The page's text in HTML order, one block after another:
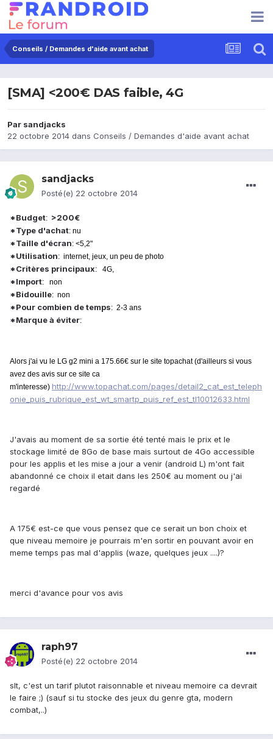
Conseils / Demandes d'aide avant achat
[SMA] <200€ DAS faible, 4G
Par sandjacks
22 octobre 2014 dans Conseils / Demandes d'aide avant achat
sandjacks
Posté(e) 22 octobre 2014
*Budget: >200€
*Type d'achat: nu
*Taille d'écran: <5,2"
*Utilisation: internet, jeux, un peu de photo
*Critères principaux: 4G,
*Import: non
*Bidouille: non
*Pour combien de temps: 2-3 ans
*Marque à éviter:
Alors j'ai vu le LG g2 mini a 175.66€ sur le site topachat (d'ailleurs si vous
avez des avis sur ce site ca
m'interesse) http://www.topachat.com/pages/detail2_cat_est_teleph
onie_puis_rubrique_est_wt_smartp_puis_ref_est_tl10012633.html
J'avais au moment de sa sortie été tenté mais le prix et le
stockage limité de 8Go de base mais surtout de 4Go accessible
pour les applis et les mise a jour a venir (android L) m'ont fait
abandonné ce choix il etait dans les 250€ au moment ou j'ai
regardé
A 175€ est-ce que vous pensez que ce serait un bon choix et
que niveau memoire je pourrais m'en sortir en pouvant avoir en
meme temps pas mal d'applis (waze, quelques jeux ....)?
merci d'avance pour vos avis
raph97
Posté(e) 22 octobre 2014
slt, c'est un tarif plutot raisonnable et niveau memoire ca devrait
le faire ;) (sauf si tu stocke des jeux du genre gta, modern
combat,..)